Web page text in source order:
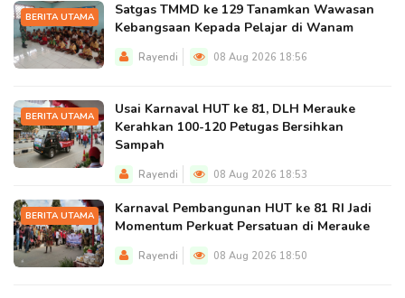
BERITA UTAMA
Satgas TMMD ke 129 Tanamkan Wawasan
Kebangsaan Kepada Pelajar di Wanam
Rayendi 08 Aug 2026 18:56
BERITA UTAMA
Usai Karnaval HUT ke 81, DLH Merauke
Kerahkan 100-120 Petugas Bersihkan
Sampah
Rayendi 08 Aug 2026 18:53
BERITA UTAMA
Karnaval Pembangunan HUT ke 81 RI Jadi
Momentum Perkuat Persatuan di Merauke
Rayendi 08 Aug 2026 18:50